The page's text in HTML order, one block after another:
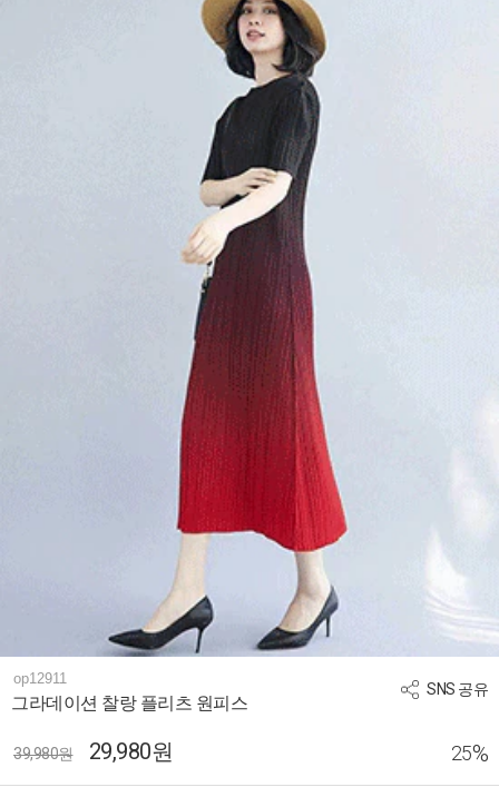
SNS 공유
op12911
그라데이션 찰랑 플리츠 원피스
39,980원 29,980원 25%